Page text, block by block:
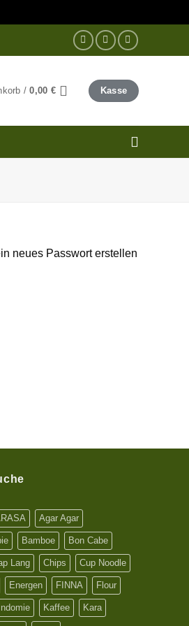
/0,00 € Kasse
neues Passwort erstellen
Agar Agar
Bamboe Bon Cabe
Lang Chips Cup Noodle
Energen FINNA Flour
Indomie Kaffee Kara